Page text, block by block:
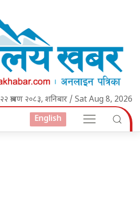
२२ श्रावण २०८३, शनिबार / Sat Aug 8, 2026
English